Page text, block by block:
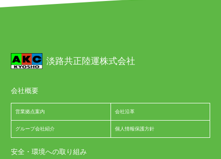
淡路共正陸運株式会社
会社概要
営業拠点案内 会社沿革
グループ会社紹介 個人情報保護方針
安全・環境への取り組み